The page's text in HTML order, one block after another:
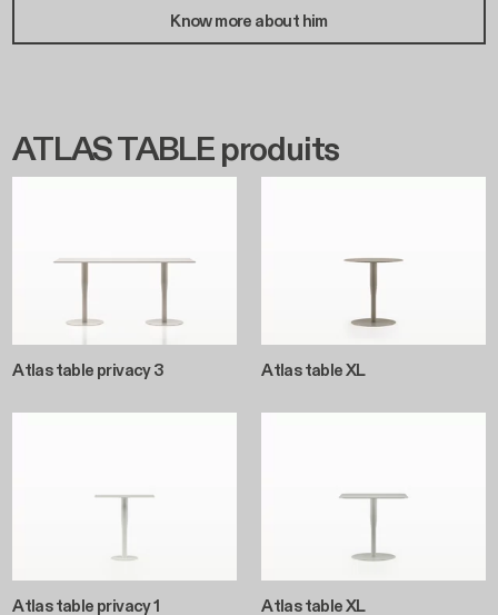
Know more about him
ATLAS TABLE produits
Atlas table privacy 3 Atlas table XL
Atlas table privacy 1 Atlas table XL